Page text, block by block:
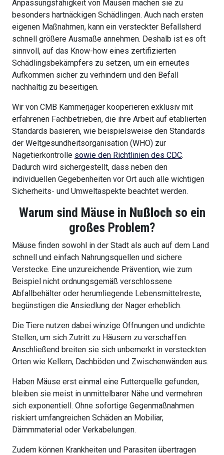
Anpassungsfähigkeit von Mäusen machen sie zu
besonders hartnäckigen Schädlingen. Auch nach ersten
eigenen Maßnahmen, kann ein versteckter Befallsherd
schnell größere Ausmaße annehmen. Deshalb ist es oft
sinnvoll, auf das Know-how eines zertifizierten
Schädlingsbekämpfers zu setzen, um ein erneutes
Aufkommen sicher zu verhindern und den Befall
nachhaltig zu beseitigen.
Wir von CMB Kammerjäger kooperieren exklusiv mit
erfahrenen Fachbetrieben, die ihre Arbeit auf etablierten
Standards basieren, wie beispielsweise den Standards
der Weltgesundheitsorganisation (WHO) zur
Nagetierkontrolle sowie den Richtlinien des CDC.
Dadurch wird sichergestellt, dass neben den
individuellen Gegebenheiten vor Ort auch alle wichtigen
Sicherheits- und Umweltaspekte beachtet werden.
Warum sind Mäuse in Nußloch so ein
großes Problem?
Mäuse finden sowohl in der Stadt als auch auf dem Land
schnell und einfach Nahrungsquellen und sichere
Verstecke. Eine unzureichende Prävention, wie zum
Beispiel nicht ordnungsgemäß verschlossene
Abfallbehälter oder herumliegende Lebensmittelreste,
begünstigen die Ansiedlung der Nager erheblich.
Die Tiere nutzen dabei winzige Öffnungen und undichte
Stellen, um sich Zutritt zu Häusern zu verschaffen.
Anschließend breiten sie sich unbemerkt in versteckten
Orten wie Kellern, Dachböden und Zwischenwänden aus.
Haben Mäuse erst einmal eine Futterquelle gefunden,
bleiben sie meist in unmittelbarer Nähe und vermehren
sich exponentiell. Ohne sofortige Gegenmaßnahmen
riskiert umfangreichen Schäden an Mobiliar,
Dämmmaterial oder Verkabelungen.
Zudem können Krankheiten und Parasiten übertragen